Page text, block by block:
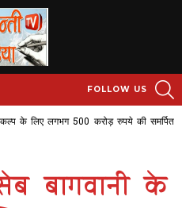
FOLLOW US
के लिए लगभग 500 करोड़ रुपये की समर्पित
बागवानी के